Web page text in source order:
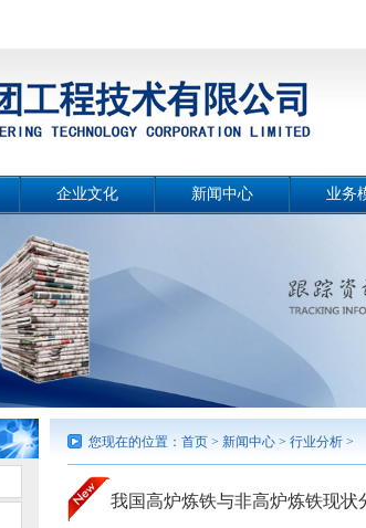
企业文化
公司宣传片
工作理念
公司风采
人文环境
新闻中心
项目公示
业务
工程总
合同能源
您现在的位置： 首页 > 新闻中心 > 行业分析 >
我国高炉炼铁与非高炉炼铁现状